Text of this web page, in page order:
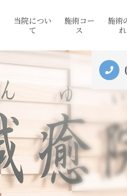
当院につい
て
施術コー
ス
施術
れ